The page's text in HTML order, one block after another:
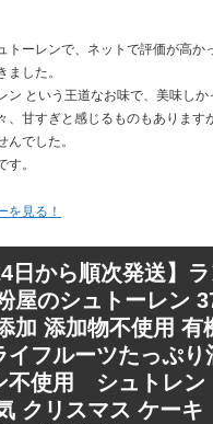
トーレンで、ネットで評価が高か
ました。
ン という王道なお味で、美味しか
、甘すぎと感じるものもあります
んでした。
す。
を見る！
日から順次発送】
屋のシュトーレン
加 添加物不使用 有
イフルーツたっぷり
不使用 シュトレン
クリスマス ケーキ